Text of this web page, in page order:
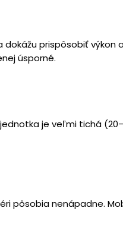
prispôsobiť výkon
úsporné.
je veľmi tichá
pôsobia nenápadne.